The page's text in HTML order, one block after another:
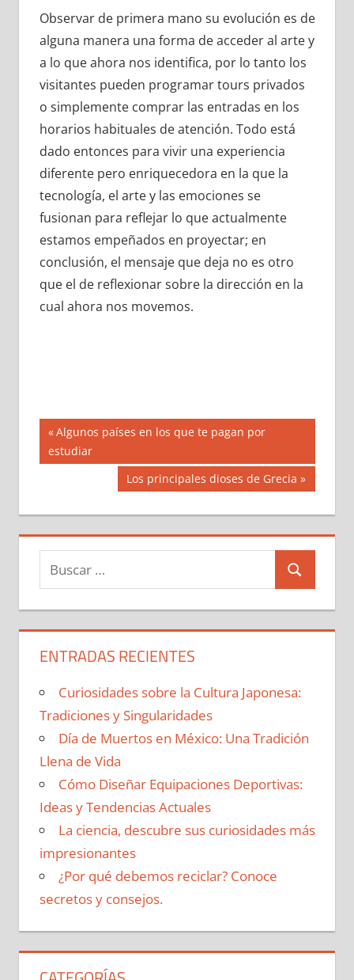
Observar de primera mano su evolución es de
alguna manera una forma de acceder al arte y
a lo que ahora nos identifica, por lo tanto los
visitantes pueden programar tours privados
o simplemente comprar las entradas en los
horarios habituales de atención. Todo está
dado entonces para vivir una experiencia
diferente pero enriquecedora en la que la
tecnología, el arte y las emociones se
fusionan para reflejar lo que actualmente
estamos empeñados en proyectar; en
conclusión, el mensaje que deja no es otro
que el de reflexionar sobre la dirección en la
cual ahora nos movemos.
Navegación
de
entradas
Entrada
anterior:
Algunos países en los que te pagan por
estudiar
Siguiente
entrada:
Los principales dioses de Grecia
Buscar:
Buscar
ENTRADAS RECIENTES
Curiosidades sobre la Cultura Japonesa:
Tradiciones y Singularidades
Día de Muertos en México: Una Tradición
Llena de Vida
Cómo Diseñar Equipaciones Deportivas:
Ideas y Tendencias Actuales
La ciencia, descubre sus curiosidades más
impresionantes
¿Por qué debemos reciclar? Conoce
secretos y consejos.